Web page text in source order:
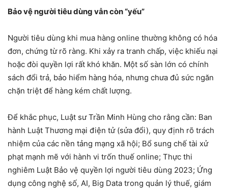
Bảo vệ người tiêu dùng vẫn còn “yếu”
Người tiêu dùng khi mua hàng online thường không có hóa
đơn, chứng từ rõ ràng. Khi xảy ra tranh chấp, việc khiếu nại
hoặc đòi quyền lợi rất khó khăn. Một số sàn lớn có chính
sách đổi trả, bảo hiểm hàng hóa, nhưng chưa đủ sức ngăn
chặn triệt để hàng kém chất lượng.
Để khắc phục, Luật sư Trần Minh Hùng cho rằng cần: Ban
hành Luật Thương mại điện tử (sửa đổi), quy định rõ trách
nhiệm của các nền tảng mạng xã hội; Bổ sung chế tài xử
phạt mạnh mẽ với hành vi trốn thuế online; Thực thi
nghiêm Luật Bảo vệ quyền lợi người tiêu dùng 2023; Ứng
dụng công nghệ số, AI, Big Data trong quản lý thuế, giám